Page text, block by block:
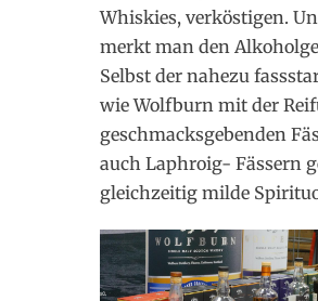
Whiskies, verköstigen.
merkt man den
Selbst der nahezu
wie Wolfburn mit der
geschmacksgebenden
auch Laphroig- Fässern
gleichzeitig milde